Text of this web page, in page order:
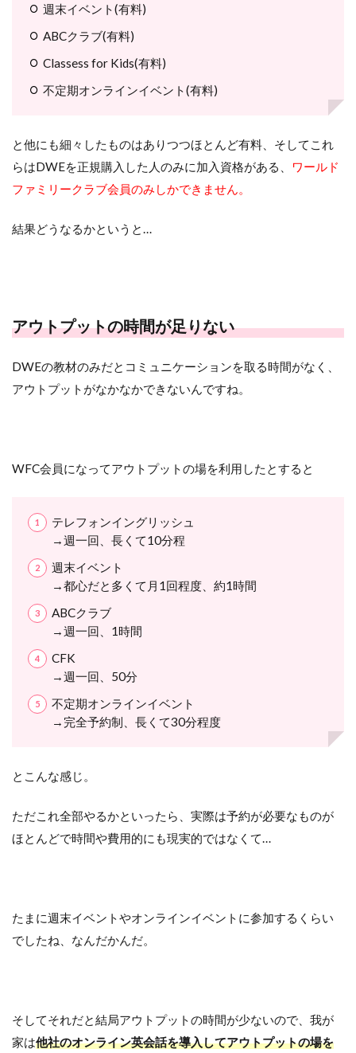
週末イベント(有料)
ABCクラブ(有料)
Classess for Kids(有料)
不定期オンラインイベント(有料)
と他にも細々したものはありつつほとんど有料、そしてこれ
らはDWEを正規購入した人のみに加入資格がある、
ワールド
ファミリークラブ会員のみしかできません。
結果どうなるかというと…
アウトプットの時間が足りない
DWEの教材のみだとコミュニケーションを取る時間がなく、
アウトプットがなかなかできないんですね。
WFC会員になってアウトプットの場を利用したとすると
テレフォンイングリッシュ
→週一回、長くて10分程
週末イベント
→都心だと多くて月1回程度、約1時間
ABCクラブ
→週一回、1時間
CFK
→週一回、50分
不定期オンラインイベント
→完全予約制、長くて30分程度
とこんな感じ。
ただこれ全部やるかといったら、実際は予約が必要なものが
ほとんどで時間や費用的にも現実的ではなくて…
たまに週末イベントやオンラインイベントに参加するくらい
でしたね、なんだかんだ。
そしてそれだと結局アウトプットの時間が少ないので、我が
家は他社のオンライン英会話を導入してアウトプットの場を